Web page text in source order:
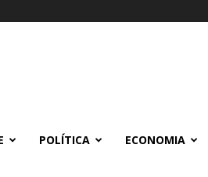
POLÍTICA ECONOMIA